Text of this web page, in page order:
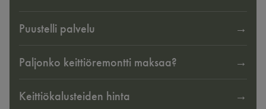
Puustelli palvelu
Paljonko keittiöremontti maksaa?
Keittiökalusteiden hinta